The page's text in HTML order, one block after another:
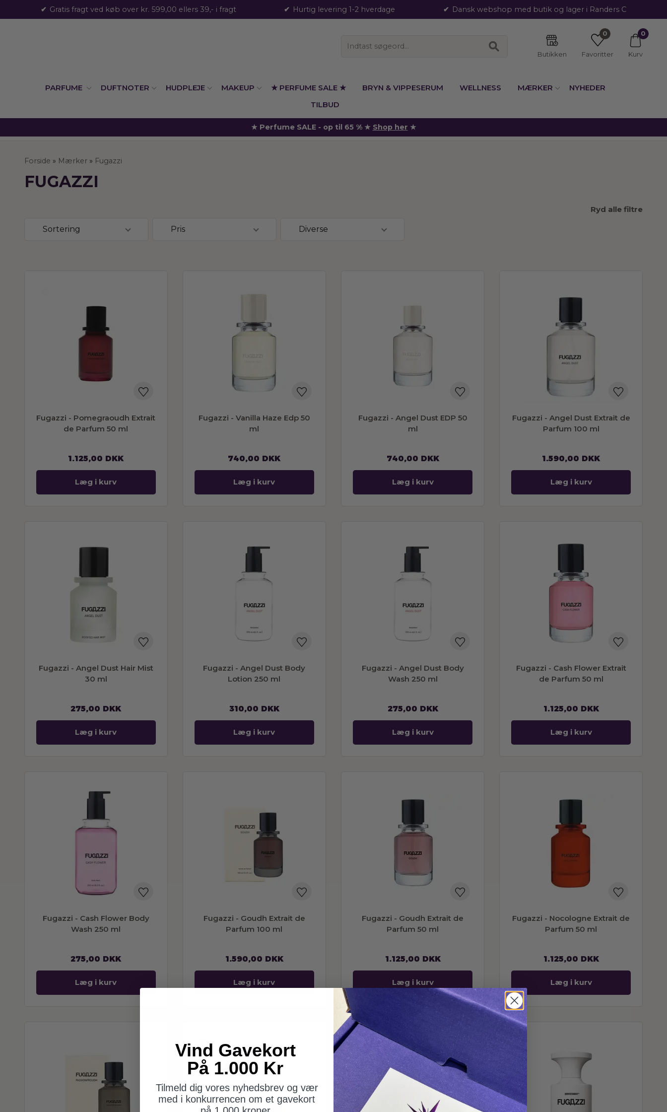
Gratis fragt ved køb over kr. 599,00 ellers 39,- i fragt Hurtig levering 1-2 hverdage Dansk webshop med butik og lager i Randers C
Butikken
0
Favoritter
0
Kurv
PARFUME DUFTNOTER HUDPLEJE MAKEUP ★ PERFUME SALE ★ BRYN & VIPPESERUM WELLNESS MÆRKER
NYHEDER
TILBUD
★ Perfume SALE - op til 65 % ★ Shop her ★
Forside » Mærker» Fugazzi
FUGAZZI
Ryd alle filtre
Sortering Pris Diverse
Fugazzi - Pomegraoudh Extrait
de Parfum 50 ml
1.125,00 DKK
Læg i kurv
Fugazzi - Vanilla Haze Edp 50
ml
740,00 DKK
Læg i kurv
Fugazzi - Angel Dust EDP 50
ml
740,00 DKK
Læg i kurv
Fugazzi - Angel Dust Extrait de
Parfum 100 ml
1.590,00 DKK
Læg i kurv
Fugazzi - Angel Dust Hair Mist
30 ml
275,00 DKK
Læg i kurv
Fugazzi - Angel Dust Body
Lotion 250 ml
310,00 DKK
Læg i kurv
Fugazzi - Angel Dust Body
Wash 250 ml
275,00 DKK
Læg i kurv
Fugazzi - Cash Flower Extrait
de Parfum 50 ml
1.125,00 DKK
Læg i kurv
Fugazzi - Cash Flower Body
Wash 250 ml
275,00 DKK
Læg i kurv
Fugazzi - Goudh Extrait de
Parfum 100 ml
1.590,00 DKK
Læg i kurv
Fugazzi - Goudh Extrait de
Parfum 50 ml
1.125,00 DKK
Læg i kurv
Fugazzi - Nocologne Extrait de
Parfum 50 ml
1.125,00 DKK
Læg i kurv
Vind Gavekort
På 1.000 Kr
Tilmeld dig vores nyhedsbrev og vær
med i konkurrencen om et gavekort